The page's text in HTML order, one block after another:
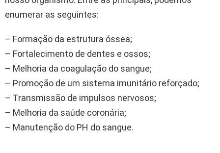
enumerar as seguintes:
– Formação da estrutura óssea;
– Fortalecimento de dentes e ossos;
– Melhoria da coagulação do sangue;
– Promoção de um sistema imunitário reforçado;
– Transmissão de impulsos nervosos;
– Melhoria da saúde coronária;
– Manutenção do PH do sangue.